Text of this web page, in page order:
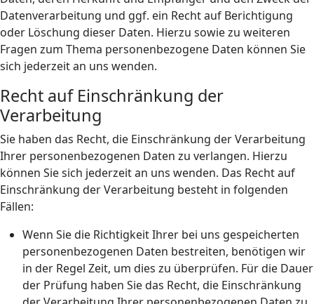
Datenverarbeitung und ggf. ein Recht auf Berichtigung
oder Löschung dieser Daten. Hierzu sowie zu weiteren
Fragen zum Thema personenbezogene Daten können Sie
sich jederzeit an uns wenden.
Recht auf Einschränkung der
Verarbeitung
Sie haben das Recht, die Einschränkung der Verarbeitung
Ihrer personenbezogenen Daten zu verlangen. Hierzu
können Sie sich jederzeit an uns wenden. Das Recht auf
Einschränkung der Verarbeitung besteht in folgenden
Fällen:
Wenn Sie die Richtigkeit Ihrer bei uns gespeicherten
personenbezogenen Daten bestreiten, benötigen wir
in der Regel Zeit, um dies zu überprüfen. Für die Dauer
der Prüfung haben Sie das Recht, die Einschränkung